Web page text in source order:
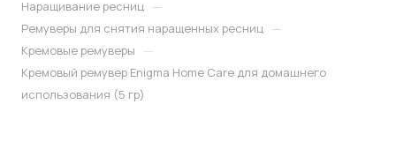
Наращивание ресниц —
Ремуверы для снятия наращенных ресниц —
Кремовые ремуверы —
Кремовый ремувер Enigma Home Care для домашнего
использования (5 гр)